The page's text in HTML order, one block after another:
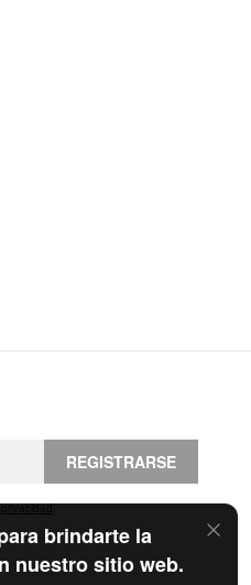
brindarte la
nuestro sitio web.
REGISTRARSE
.